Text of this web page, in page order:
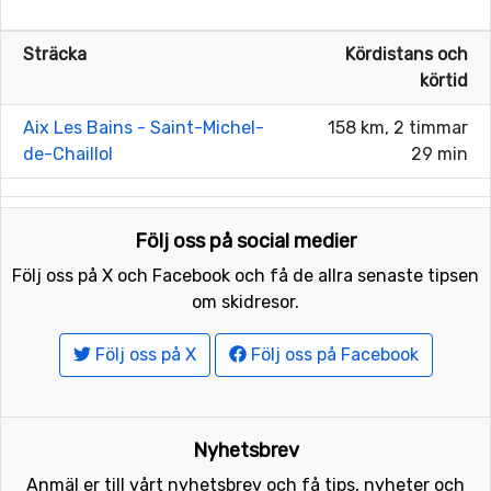
Sträcka
Kördistans och
körtid
Aix Les Bains - Saint-Michel-
de-Chaillol
158 km, 2 timmar
29 min
Följ oss på social medier
Följ oss på X och Facebook och få de allra senaste tipsen
om skidresor.
Följ oss på X Följ oss på Facebook
Nyhetsbrev
Anmäl er till vårt nyhetsbrev och få tips, nyheter och